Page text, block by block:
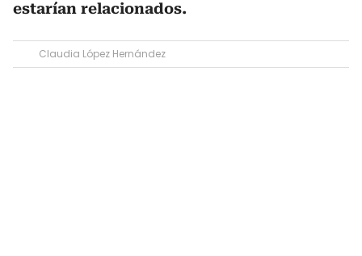
estarían relacionados.
Claudia López Hernández